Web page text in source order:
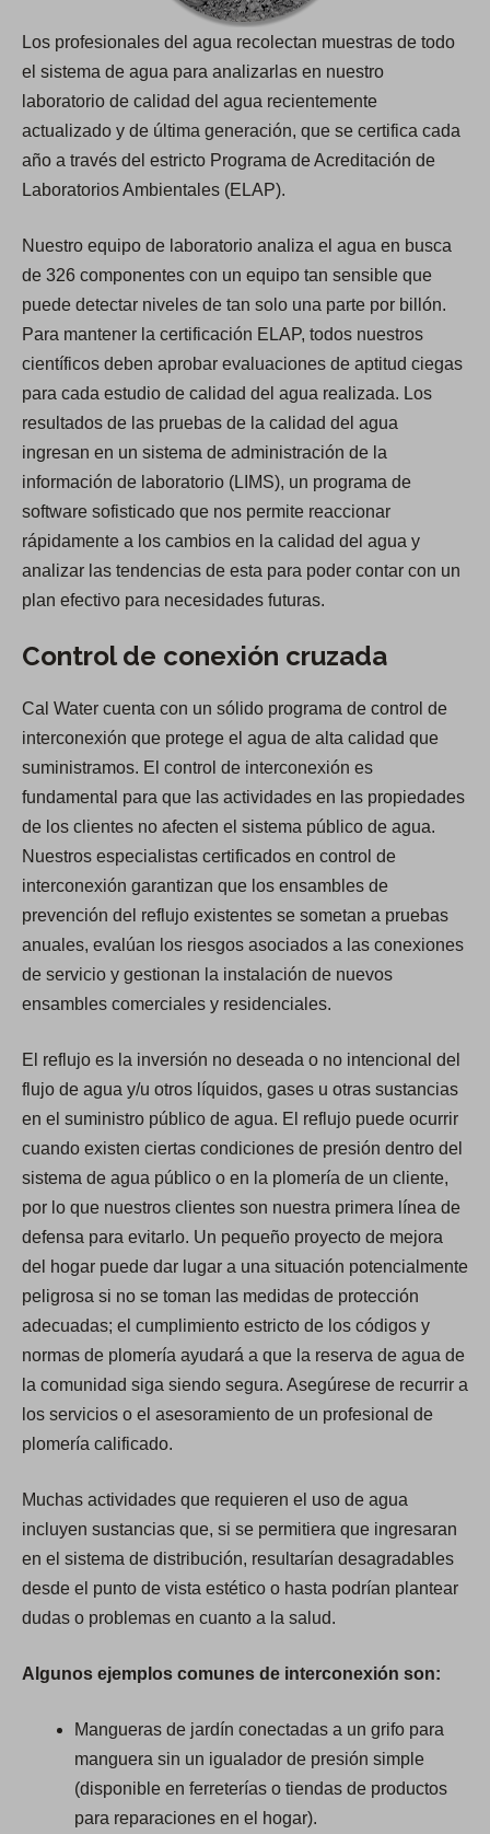
Los profesionales del agua recolectan muestras de todo
el sistema de agua para analizarlas en nuestro
laboratorio de calidad del agua recientemente
actualizado y de última generación, que se certifica cada
año a través del estricto Programa de Acreditación de
Laboratorios Ambientales (ELAP).
Nuestro equipo de laboratorio analiza el agua en busca
de 326 componentes con un equipo tan sensible que
puede detectar niveles de tan solo una parte por billón.
Para mantener la certificación ELAP, todos nuestros
científicos deben aprobar evaluaciones de aptitud ciegas
para cada estudio de calidad del agua realizada. Los
resultados de las pruebas de la calidad del agua
ingresan en un sistema de administración de la
información de laboratorio (LIMS), un programa de
software sofisticado que nos permite reaccionar
rápidamente a los cambios en la calidad del agua y
analizar las tendencias de esta para poder contar con un
plan efectivo para necesidades futuras.
Control de conexión cruzada
Cal Water cuenta con un sólido programa de control de
interconexión que protege el agua de alta calidad que
suministramos. El control de interconexión es
fundamental para que las actividades en las propiedades
de los clientes no afecten el sistema público de agua.
Nuestros especialistas certificados en control de
interconexión garantizan que los ensambles de
prevención del reflujo existentes se sometan a pruebas
anuales, evalúan los riesgos asociados a las conexiones
de servicio y gestionan la instalación de nuevos
ensambles comerciales y residenciales.
El reflujo es la inversión no deseada o no intencional del
flujo de agua y/u otros líquidos, gases u otras sustancias
en el suministro público de agua. El reflujo puede ocurrir
cuando existen ciertas condiciones de presión dentro del
sistema de agua público o en la plomería de un cliente,
por lo que nuestros clientes son nuestra primera línea de
defensa para evitarlo. Un pequeño proyecto de mejora
del hogar puede dar lugar a una situación potencialmente
peligrosa si no se toman las medidas de protección
adecuadas; el cumplimiento estricto de los códigos y
normas de plomería ayudará a que la reserva de agua de
la comunidad siga siendo segura. Asegúrese de recurrir a
los servicios o el asesoramiento de un profesional de
plomería calificado.
Muchas actividades que requieren el uso de agua
incluyen sustancias que, si se permitiera que ingresaran
en el sistema de distribución, resultarían desagradables
desde el punto de vista estético o hasta podrían plantear
dudas o problemas en cuanto a la salud.
Algunos ejemplos comunes de interconexión son:
Mangueras de jardín conectadas a un grifo para
manguera sin un igualador de presión simple
(disponible en ferreterías o tiendas de productos
para reparaciones en el hogar).